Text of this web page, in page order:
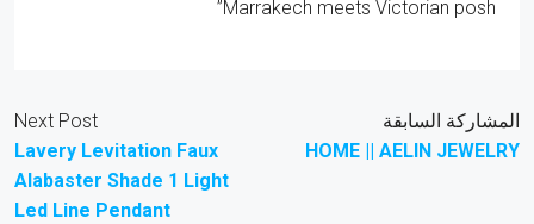
Marrakech meets Victorian posh”
المشاركة السابقة
HOME || AELIN JEWELRY
Next Post
Lavery Levitation Faux
Alabaster Shade 1 Light
Led Line Pendant